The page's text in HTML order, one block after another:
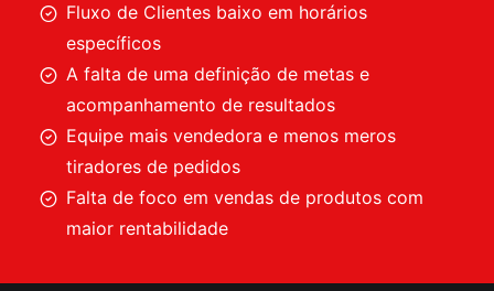
Fluxo de Clientes baixo em horários
específicos
A falta de uma definição de metas e
acompanhamento de resultados
Equipe mais vendedora e menos meros
tiradores de pedidos
Falta de foco em vendas de produtos com
maior rentabilidade